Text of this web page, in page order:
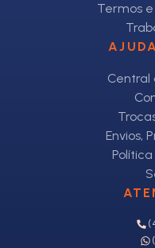
Termos
Central
Envios,